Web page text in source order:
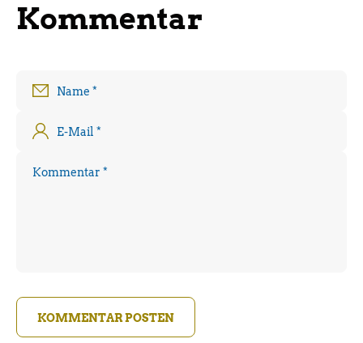
Kommentar
Name *
E-Mail *
Kommentar *
KOMMENTAR POSTEN